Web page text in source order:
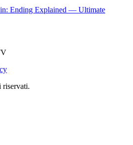
Ending Explained — Ultimate